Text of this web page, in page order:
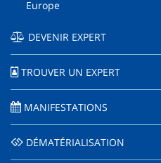
Europe
DEVENIR EXPERT
TROUVER UN EXPERT
MANIFESTATIONS
DÉMATÉRIALISATION